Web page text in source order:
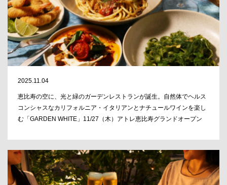
2025.11.04
恵比寿の空に、光と緑のガーデンレストランが誕生。自然体でヘルス
コンシャスなカリフォルニア・イタリアンとナチュールワインを楽し
む「GARDEN WHITE」11/27（木）アトレ恵比寿グランドオープン